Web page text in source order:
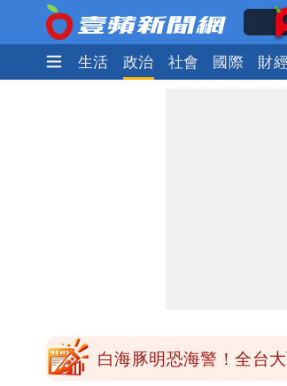
娛樂時尚 生活 政治 社會 國際 財
白海豚明恐海警！全台